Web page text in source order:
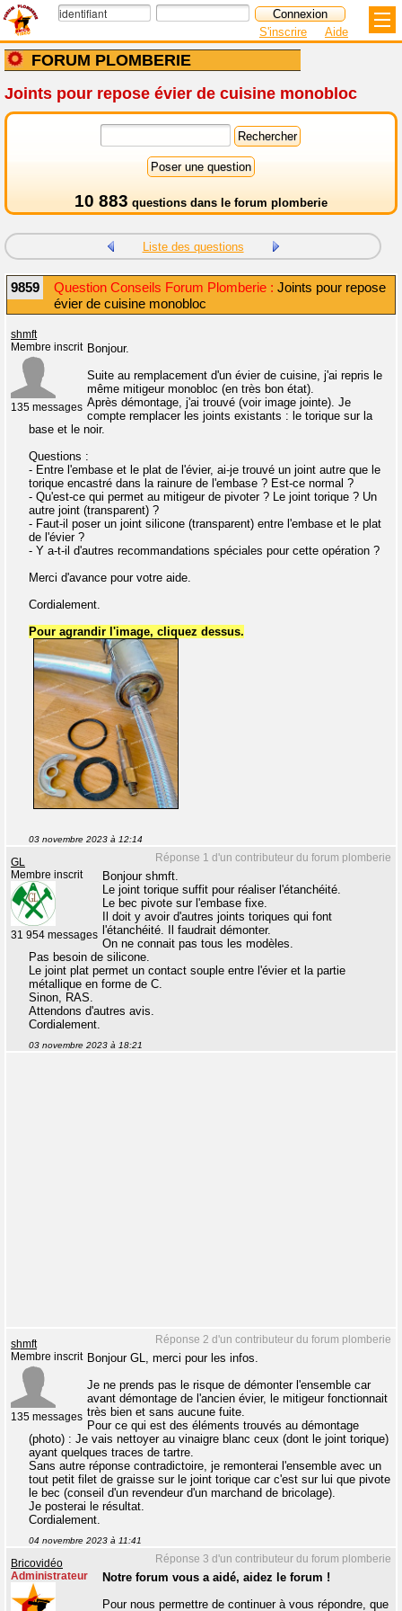
FORUM PLOMBERIE
S'inscrire Aide
Joints pour repose évier de cuisine monobloc
10 883 questions dans le forum plomberie
Liste des questions
9859 Question Conseils Forum Plomberie : Joints pour repose
évier de cuisine monobloc
shmft
Membre inscrit
135 messages
Bonjour.
Suite au remplacement d'un évier de cuisine, j'ai repris le
même mitigeur monobloc (en très bon état).
Après démontage, j'ai trouvé (voir image jointe). Je
compte remplacer les joints existants : le torique sur la
base et le noir.
Questions :
- Entre l'embase et le plat de l'évier, ai-je trouvé un joint autre que le
torique encastré dans la rainure de l'embase ? Est-ce normal ?
- Qu'est-ce qui permet au mitigeur de pivoter ? Le joint torique ? Un
autre joint (transparent) ?
- Faut-il poser un joint silicone (transparent) entre l'embase et le plat
de l'évier ?
- Y a-t-il d'autres recommandations spéciales pour cette opération ?
Merci d'avance pour votre aide.
Cordialement.
Pour agrandir l'image, cliquez dessus.
03 novembre 2023 à 12:14
Réponse 1 d'un contributeur du forum plomberie
GL
Membre inscrit
31 954 messages
Bonjour shmft.
Le joint torique suffit pour réaliser l'étanchéité.
Le bec pivote sur l'embase fixe.
Il doit y avoir d'autres joints toriques qui font
l'étanchéité. Il faudrait démonter.
On ne connait pas tous les modèles.
Pas besoin de silicone.
Le joint plat permet un contact souple entre l'évier et la partie
métallique en forme de C.
Sinon, RAS.
Attendons d'autres avis.
Cordialement.
03 novembre 2023 à 18:21
Réponse 2 d'un contributeur du forum plomberie
shmft
Membre inscrit
135 messages
Bonjour GL, merci pour les infos.
Je ne prends pas le risque de démonter l'ensemble car
avant démontage de l'ancien évier, le mitigeur fonctionnait
très bien et sans aucune fuite.
Pour ce qui est des éléments trouvés au démontage
(photo) : Je vais nettoyer au vinaigre blanc ceux (dont le joint torique)
ayant quelques traces de tartre.
Sans autre réponse contradictoire, je remonterai l'ensemble avec un
tout petit filet de graisse sur le joint torique car c'est sur lui que pivote
le bec (conseil d'un revendeur d'un marchand de bricolage).
Je posterai le résultat.
Cordialement.
04 novembre 2023 à 11:41
Réponse 3 d'un contributeur du forum plomberie
Bricovidéo
Administrateur
Notre forum vous a aidé, aidez le forum !
Pour nous permettre de continuer à vous répondre, que